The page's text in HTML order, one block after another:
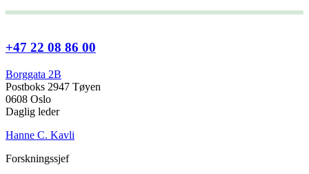
+47 22 08 86 00
Borggata 2B
Postboks 2947 Tøyen
0608 Oslo
Daglig leder
Hanne C. Kavli
Forskningssjef